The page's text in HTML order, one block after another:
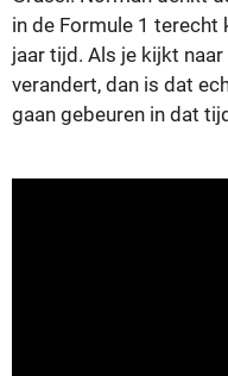
in de Formule 1 terecht
jaar tijd. Als je kijkt
verandert, dan is dat
gaan gebeuren in dat